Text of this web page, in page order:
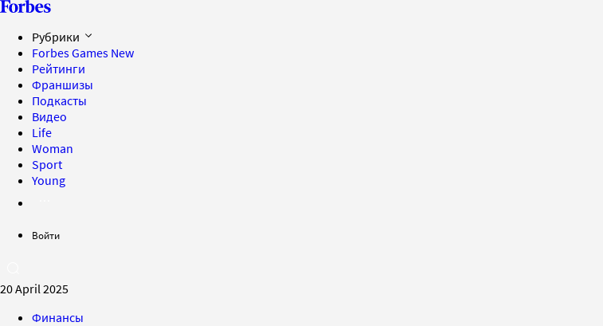
Рубрики
Forbes Games New
Рейтинги
Франшизы
Подкасты
Видео
Life
Woman
Sport
Young
Войти
20 April 2025
Финансы